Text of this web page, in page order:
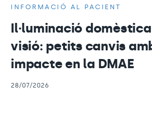
INFORMACIÓ AL PACIENT
Il·luminació
visió: petits canvis
impacte en la DMAE
28/07/2026